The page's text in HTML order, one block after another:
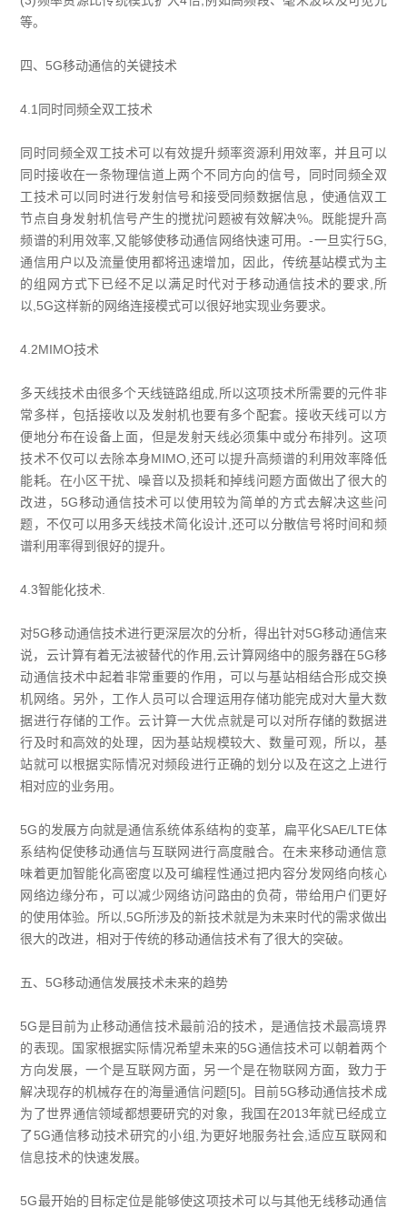
等。
四、5G移动通信的关键技术
4.1同时同频全双工技术
同时同频全双工技术可以有效提升频率资源利用效率，并且可以
同时接收在一条物理信道上两个不同方向的信号，同时同频全双
工技术可以同时进行发射信号和接受同频数据信息，使通信双工
节点自身发射机信号产生的搅扰问题被有效解决%。既能提升高
频谱的利用效率,又能够使移动通信网络快速可用。-一旦实行5G,
通信用户以及流量使用都将迅速增加，因此，传统基站模式为主
的组网方式下已经不足以满足时代对于移动通信技术的要求,所
以,5G这样新的网络连接模式可以很好地实现业务要求。
4.2MIMO技术
多天线技术由很多个天线链路组成,所以这项技术所需要的元件非
常多样，包括接收以及发射机也要有多个配套。接收天线可以方
便地分布在设备上面，但是发射天线必须集中或分布排列。这项
技术不仅可以去除本身MIMO,还可以提升高频谱的利用效率降低
能耗。在小区干扰、噪音以及损耗和掉线问题方面做出了很大的
改进，5G移动通信技术可以使用较为简单的方式去解决这些问
题，不仅可以用多天线技术简化设计,还可以分散信号将时间和频
谱利用率得到很好的提升。
4.3智能化技术.
对5G移动通信技术进行更深层次的分析，得出针对5G移动通信来
说，云计算有着无法被替代的作用,云计算网络中的服务器在5G移
动通信技术中起着非常重要的作用，可以与基站相结合形成交换
机网络。另外，工作人员可以合理运用存储功能完成对大量大数
据进行存储的工作。云计算一大优点就是可以对所存储的数据进
行及时和高效的处理，因为基站规模较大、数量可观，所以，基
站就可以根据实际情况对频段进行正确的划分以及在这之上进行
相对应的业务用。
5G的发展方向就是通信系统体系结构的变革，扁平化SAE/LTE体
系结构促使移动通信与互联网进行高度融合。在未来移动通信意
味着更加智能化高密度以及可编程性通过把内容分发网络向核心
网络边缘分布，可以减少网络访问路由的负荷，带给用户们更好
的使用体验。所以,5G所涉及的新技术就是为未来时代的需求做出
很大的改进，相对于传统的移动通信技术有了很大的突破。
五、5G移动通信发展技术未来的趋势
5G是目前为止移动通信技术最前沿的技术，是通信技术最高境界
的表现。国家根据实际情况希望未来的5G通信技术可以朝着两个
方向发展，一个是互联网方面，另一个是在物联网方面，致力于
解决现存的机械存在的海量通信问题[5]。目前5G移动通信技术成
为了世界通信领域都想要研究的对象，我国在2013年就已经成立
了5G通信移动技术研究的小组,为更好地服务社会,适应互联网和
信息技术的快速发展。
5G最开始的目标定位是能够使这项技术可以与其他无线移动通信